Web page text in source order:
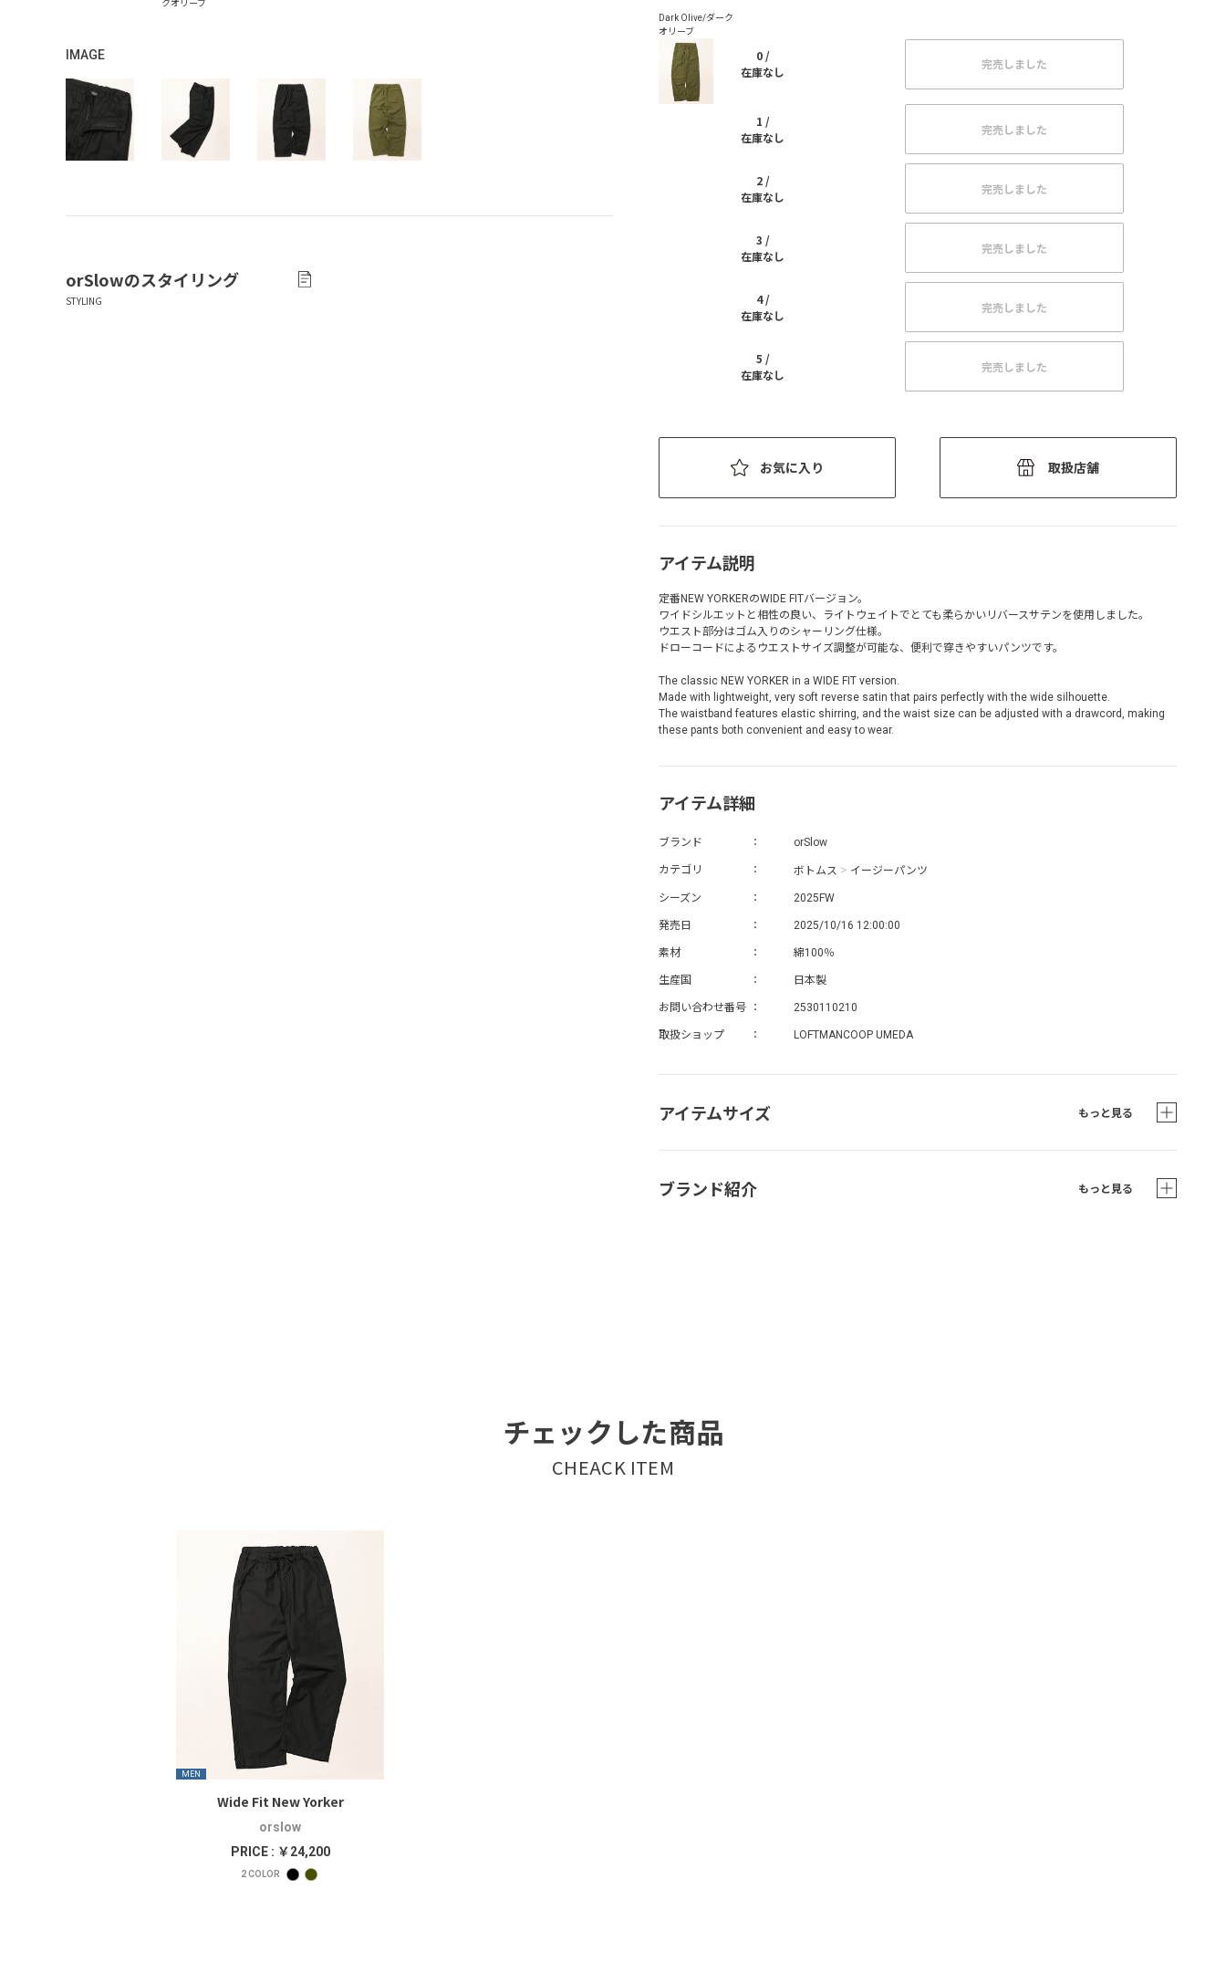
IMAGE
orSlowのスタイリング
0 /
在庫なし
完売しました
1 /
在庫なし
完売しました
2 /
在庫なし
完売しました
3 /
在庫なし
完売しました
4 /
在庫なし
完売しました
5 /
在庫なし
完売しました
お気に入り 取扱店舗
アイテム説明
定番NEW YORKERのWIDE FITバージョン。
ワイドシルエットと相性の良い、ライトウェイトでとても柔らかいリバースサテンを使用しました。
ウエスト部分はゴム入りのシャーリング仕様。
ドローコードによるウエストサイズ調整が可能な、便利で穿きやすいパンツです。
The classic NEW YORKER in a WIDE FIT version.
Made with lightweight, very soft reverse satin that pairs perfectly with the wide silhouette.
The waistband features elastic shirring, and the waist size can be adjusted with a drawcord, making
these pants both convenient and easy to wear.
アイテム詳細
ブランド orSlow
カテゴリ ボトムス > イージーパンツ
シーズン 2025FW
発売日 2025/10/16 12:00:00
素材 綿100％
生産国 日本製
お問い合わせ番号 2530110210
取扱ショップ LOFTMANCOOP UMEDA
アイテムサイズ もっと見る
ブランド紹介 もっと見る
チェックした商品
MEN
Wide Fit New Yorker
orslow
PRICE : ￥24,200
2COLOR